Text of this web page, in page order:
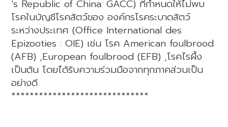
‘s Republic of China: GACC) ที่กำหนดให้ไม่พบ
โรคในบัญชีโรคสัตว์ของ องค์กรโรคระบาดสัตว์
ระหว่างประเทศ (Office International des
Epizooties : OIE) เช่น โรค American foulbrood
(AFB) ,European foulbrood (EFB) ,โรคไรผึ้ง
เป็นต้น โดยได้รับความร่วมมือจากทุกภาคส่วนเป็น
อย่างดี
******************************